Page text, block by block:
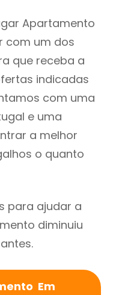
Apartamento
com um dos
que receba a
indicadas
com uma
e uma
a melhor
o quanto
para ajudar a
diminuiu
Em